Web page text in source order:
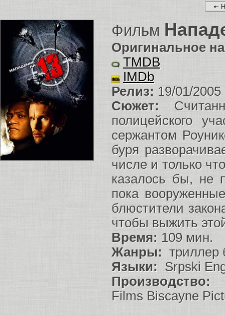
Фильм
Оригинальное
TMDB
IMDb
Релиз: 19/01/2005
Сюжет:
полицейского
сержантом
буря
числе и только
казалось бы, не
пока
блюстители
чтобы выжить
Время: 109 мин.
Жанры: триллер
Языки: Srpski
Производство:
Films Biscayne